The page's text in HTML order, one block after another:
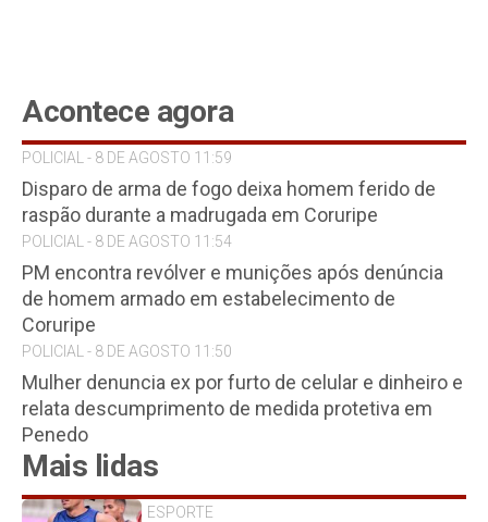
Acontece agora
POLICIAL - 8 DE AGOSTO 11:59
Disparo de arma de fogo deixa homem ferido de
raspão durante a madrugada em Coruripe
POLICIAL - 8 DE AGOSTO 11:54
PM encontra revólver e munições após denúncia
de homem armado em estabelecimento de
Coruripe
POLICIAL - 8 DE AGOSTO 11:50
Mulher denuncia ex por furto de celular e dinheiro e
relata descumprimento de medida protetiva em
Penedo
Mais lidas
ESPORTE